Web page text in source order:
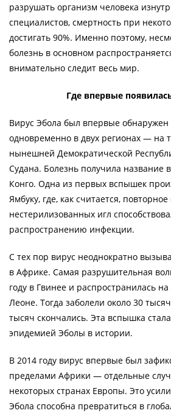
разрушать организм человека
специалистов, смертность при
достигать 90%. Именно поэтому,
болезнь в основном
внимательно следит весь мир.
Где впервые
Вирус Эбола был впервые обнаружен
одновременно в двух регионах — на
нынешней Демократической
Судана. Болезнь получила название
Конго. Одна из первых вспышек
Ямбуку, где, как считается,
нестерилизованных игл
распространению инфекции.
С тех пор вирус неоднократно
в Африке. Самая разрушительная
году в Гвинее и распространилась
Леоне. Тогда заболели около 30
тысяч скончались. Эта вспышка
эпидемией Эболы в истории.
В 2014 году вирус впервые был
пределами Африки — отдельные
некоторых странах Европы. Это
Эбола способна превратиться в